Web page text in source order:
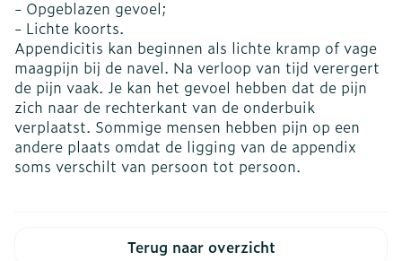
- Opgeblazen gevoel;
- Lichte koorts.
Appendicitis kan beginnen als lichte kramp of vage
maagpijn bij de navel. Na verloop van tijd verergert
de pijn vaak. Je kan het gevoel hebben dat de pijn
zich naar de rechterkant van de onderbuik
verplaatst. Sommige mensen hebben pijn op een
andere plaats omdat de ligging van de appendix
soms verschilt van persoon tot persoon.
Terug naar overzicht